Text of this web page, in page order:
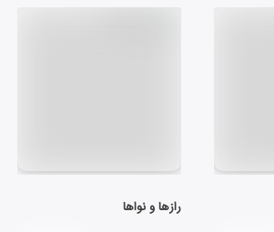
رازها و نواها